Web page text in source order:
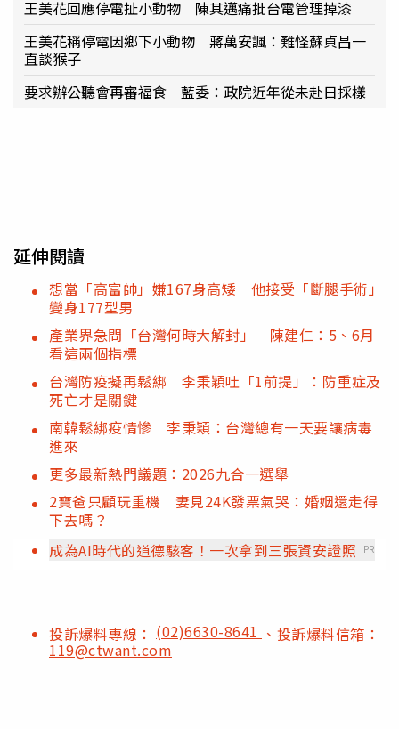
王美花回應停電扯小動物 陳其邁痛批台電管理掉漆
王美花稱停電因鄉下小動物 蔣萬安諷：難怪蘇貞昌一
直談猴子
要求辦公聽會再審福食 藍委：政院近年從未赴日採樣
延伸閱讀
想當「高富帥」嫌167身高矮 他接受「斷腿手術」
變身177型男
產業界急問「台灣何時大解封」 陳建仁：5、6月
看這兩個指標
台灣防疫擬再鬆綁 李秉穎吐「1前提」：防重症及
死亡才是關鍵
南韓鬆綁疫情慘 李秉穎：台灣總有一天要讓病毒
進來
更多最新熱門議題：2026九合一選舉
2寶爸只顧玩重機 妻見24K發票氣哭：婚姻還走得
下去嗎？
成為AI時代的道德駭客！一次拿到三張資安證照
PR
投訴爆料專線： (02)6630-8641 、投訴爆料信箱：
119@ctwant.com